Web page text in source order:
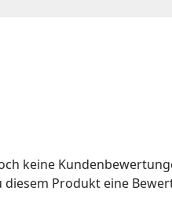
keine
diesem Produkt eine